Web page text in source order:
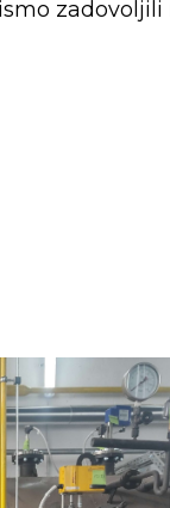
zadovoljili